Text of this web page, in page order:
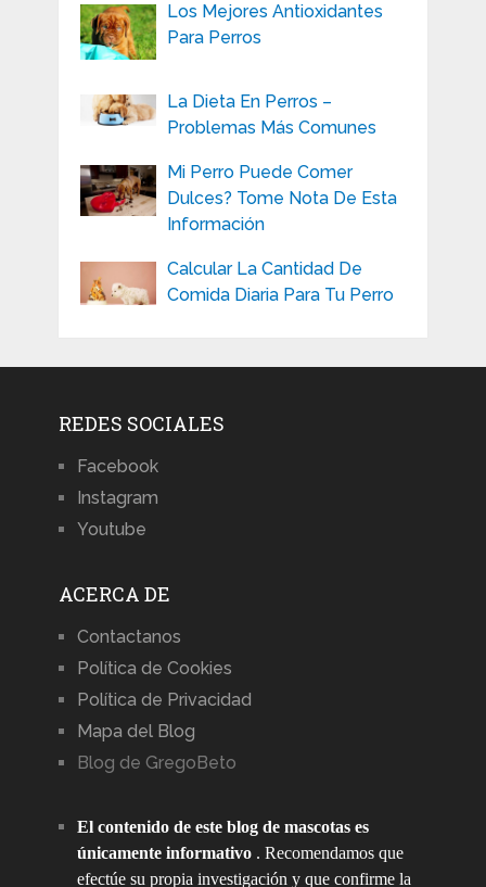
Los Mejores Antioxidantes
Para Perros
La Dieta En Perros –
Problemas Más Comunes
Mi Perro Puede Comer
Dulces? Tome Nota De Esta
Información
Calcular La Cantidad De
Comida Diaria Para Tu Perro
REDES SOCIALES
Facebook
Instagram
Youtube
ACERCA DE
Contactanos
Política de Cookies
Política de Privacidad
Mapa del Blog
Blog de GregoBeto
El contenido de este blog de mascotas es
únicamente informativo. Recomendamos que
efectúe su propia investigación y que confirme la